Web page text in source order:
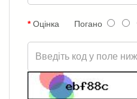
Оцінка Погано